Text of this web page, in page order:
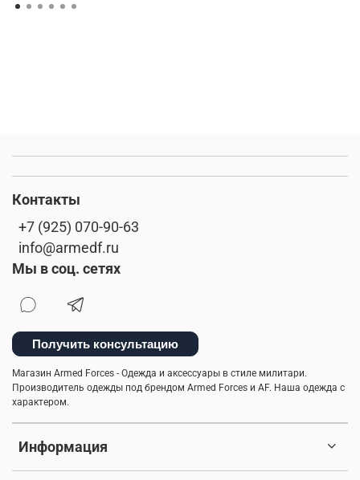
Информация
Контакты
+7 (925) 070-90-63
info@armedf.ru
Мы в соц. сетях
Получить консультацию
Магазин Armed Forces - Одежда и аксессуары в стиле милитари.
Производитель одежды под брендом Armed Forces и AF. Наша одежда с
характером.